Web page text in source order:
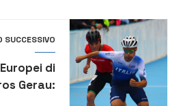
SUCCESSIVO
di
Gerau: